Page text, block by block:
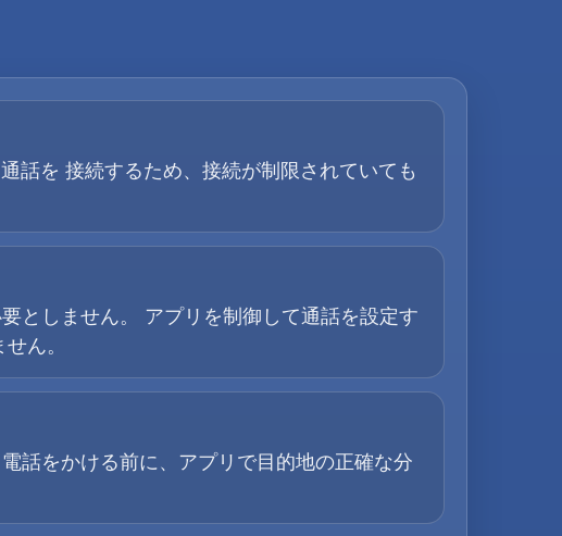
話を 接続するため、接続が制限されていても
としません。 アプリを制御して通話を設定す
ん。
話をかける前に、アプリで目的地の正確な分